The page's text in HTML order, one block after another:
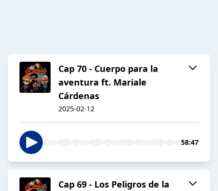
Cap 70 - Cuerpo para la
aventura ft. Mariale
Cárdenas
2025-02-12
58:47
Cap 69 - Los Peligros de la